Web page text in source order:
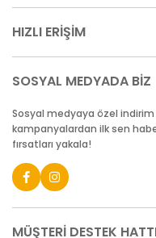
HIZLI ERİŞİM
SOSYAL MEDYADA BİZ
Sosyal medyaya özel indirim
kampanyalardan ilk sen
fırsatları yakala!
MÜŞTERİ DESTEK